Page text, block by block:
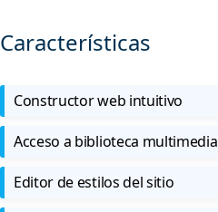
Características
Constructor web intuitivo
Acceso a biblioteca multimedia
Editor de estilos del sitio